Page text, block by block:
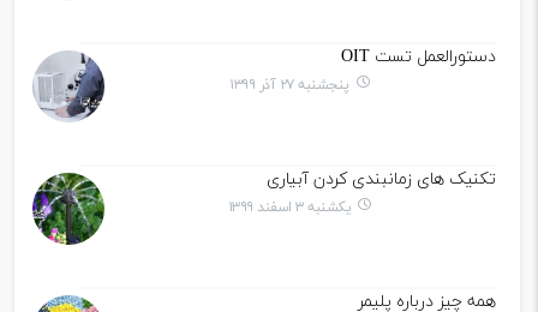
دستورالعمل تست OIT
پنجشنبه ۲۷ آذر ۱۳۹۹
تکنیک های زمانبندی کردن آبیاری
یکشنبه ۳ اسفند ۱۳۹۹
همه چیز درباره پلیمر